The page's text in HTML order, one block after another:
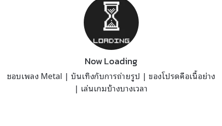
Now Loading
ชอบเพลง Metal | บันเทิงกับการถ่ายรูป | ของโปรดคือเนื้อย่าง
| เล่นเกมบ้างบางเวลา